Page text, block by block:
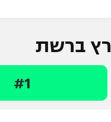
רץ ברשת
#1